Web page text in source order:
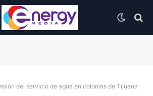
del servicio de agua en colonias de Tijuana